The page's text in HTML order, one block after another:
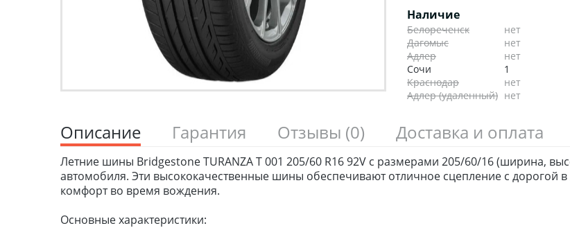
Наличие
Белореченск
нет
Дагомыс
нет
Адлер
нет
Сочи
1
Краснодар
нет
Адлер (удаленный) нет
Описание Гарантия Отзывы (0) Доставка и оплата
Летние шины Bridgestone TURANZA T 001 205/60 R16 92V с размерами 205/60/16 (ширина,
автомобиля. Эти высококачественные шины обеспечивают отличное сцепление с дорогой
комфорт во время вождения.
Основные характеристики: